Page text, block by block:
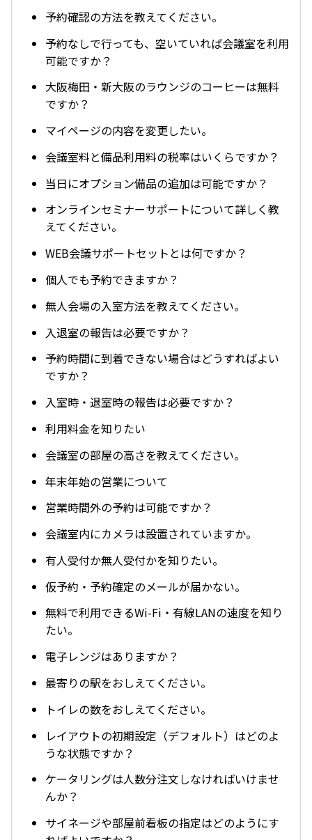
予約確認の方法を教えてください。
予約なしで行っても、空いていれば会議室を利用
可能ですか？
大阪梅田・新大阪のラウンジのコーヒーは無料
ですか？
マイページの内容を変更したい。
会議室料と備品利用料の税率はいくらですか？
当日にオプション備品の追加は可能ですか？
オンラインセミナーサポートについて詳しく教
えてください。
WEB会議サポートセットとは何ですか？
個人でも予約できますか？
無人会場の入室方法を教えてください。
入退室の報告は必要ですか？
予約時間に到着できない場合はどうすればよい
ですか？
入室時・退室時の報告は必要ですか？
利用料金を知りたい
会議室の部屋の高さを教えてください。
年末年始の営業について
営業時間外の予約は可能ですか？
会議室内にカメラは設置されていますか。
有人受付か無人受付かを知りたい。
仮予約・予約確定のメールが届かない。
無料で利用できるWi-Fi・有線LANの速度を知り
たい。
電子レンジはありますか？
最寄りの駅をおしえてください。
トイレの数をおしえてください。
レイアウトの初期設定（デフォルト）はどのよ
うな状態ですか？
ケータリングは人数分注文しなければいけませ
んか？
サイネージや部屋前看板の指定はどのようにす